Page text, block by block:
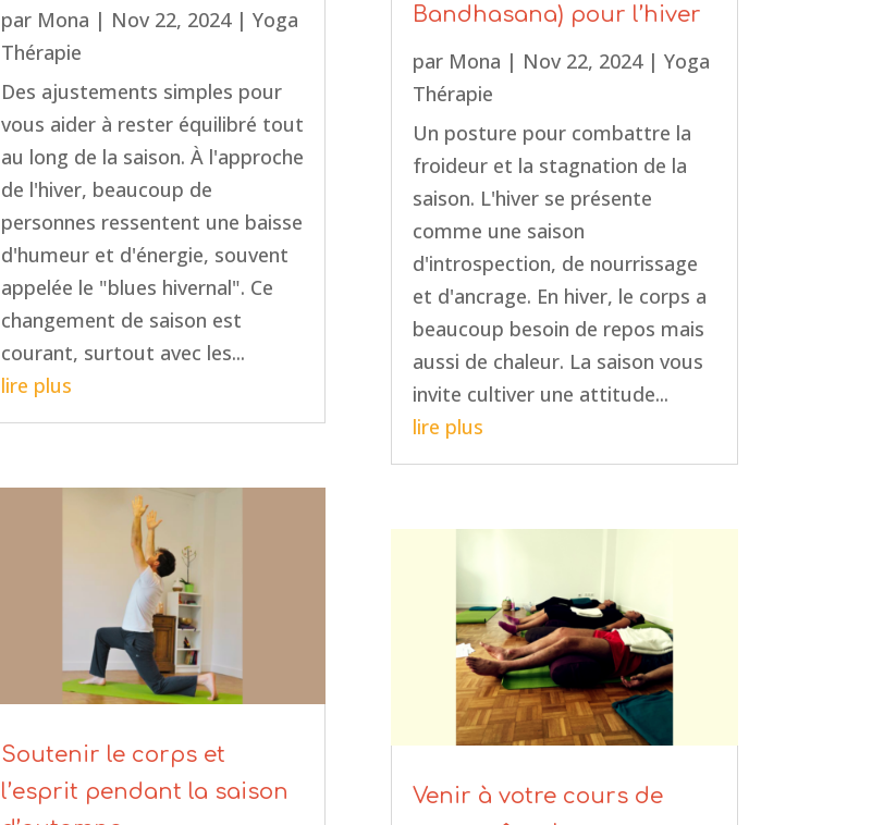
par Mona | Nov 22, 2024| Yoga
Thérapie
Des ajustements simples pour
vous aider à rester équilibré tout
au long de la saison. À l'approche
de l'hiver, beaucoup de
personnes ressentent une baisse
d'humeur et d'énergie, souvent
appelée le "blues hivernal". Ce
changement de saison est
courant, surtout avec les...
lire plus
Soutenir le corps et
l’esprit pendant la saison
Bandhasana) pour l’hiver
par Mona | Nov 22, 2024| Yoga
Thérapie
Un posture pour combattre la
froideur et la stagnation de la
saison. L'hiver se présente
comme une saison
d'introspection, de nourrissage
et d'ancrage. En hiver, le corps a
beaucoup besoin de repos mais
aussi de chaleur. La saison vous
invite cultiver une attitude...
lire plus
Venir à votre cours de